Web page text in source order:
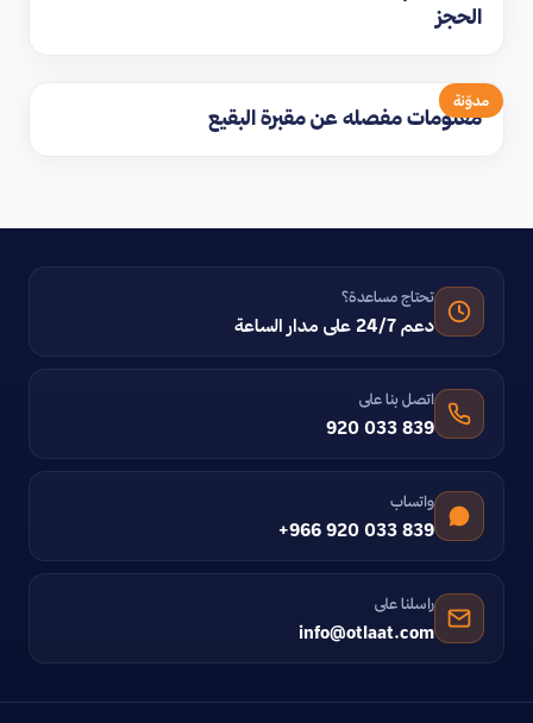
الحجز
مدوّنة
معلومات مفصله عن مقبرة البقيع
تحتاج مساعدة؟
دعم 24/7 على مدار الساعة
اتصل بنا على
920 033 839
واتساب
+966 920 033 839
راسلنا على
info@otlaat.com